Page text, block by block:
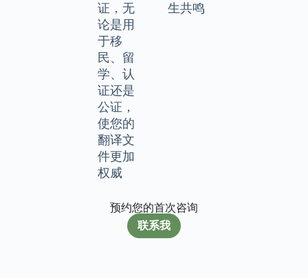
证，无
论是用
于移
民、留
学、认
证还是
公证，
使您的
翻译文
件更加
权威
生共鸣
预约您的首次咨询
联系我